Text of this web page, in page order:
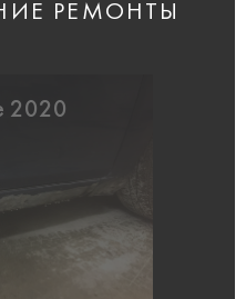
РЕМОНТЫ
2020